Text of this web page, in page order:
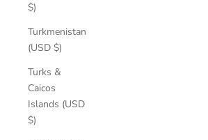
$)
Turkmenistan
(USD $)
Turks &
Caicos
Islands (USD
$)